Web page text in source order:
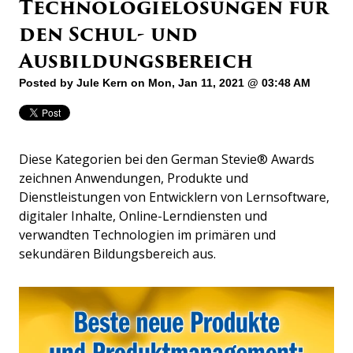
Technologielösungen für
den Schul- und
Ausbildungsbereich
Posted by Jule Kern on Mon, Jan 11, 2021 @ 03:48 AM
Diese Kategorien bei den German Stevie® Awards
zeichnen Anwendungen, Produkte und
Dienstleistungen von Entwicklern von Lernsoftware,
digitaler Inhalte, Online-Lerndiensten und
verwandten Technologien im primären und
sekundären Bildungsbereich aus.